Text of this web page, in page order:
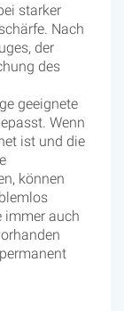
starker
Nach
der
des
geeignete
Wenn
ist und die
können
immer auch